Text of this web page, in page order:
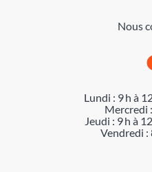
Nous
Lundi : 9 h à
Mercredi
Jeudi : 9 h à
Vendredi :